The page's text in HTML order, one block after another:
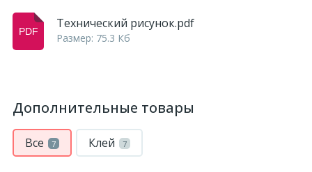
Технический рисунок.pdf
Размер: 75.3 Кб
Дополнительные товары
Все 7 Клей 7